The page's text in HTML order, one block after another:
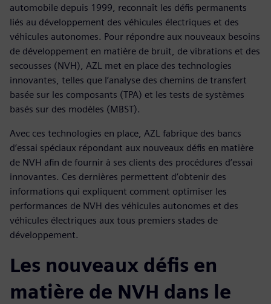
automobile depuis 1999, reconnaît les défis permanents
liés au développement des véhicules électriques et des
véhicules autonomes. Pour répondre aux nouveaux besoins
de développement en matière de bruit, de vibrations et des
secousses (NVH), AZL met en place des technologies
innovantes, telles que l’analyse des chemins de transfert
basée sur les composants (TPA) et les tests de systèmes
basés sur des modèles (MBST).
Avec ces technologies en place, AZL fabrique des bancs
d’essai spéciaux répondant aux nouveaux défis en matière
de NVH afin de fournir à ses clients des procédures d’essai
innovantes. Ces dernières permettent d’obtenir des
informations qui expliquent comment optimiser les
performances de NVH des véhicules autonomes et des
véhicules électriques aux tous premiers stades de
développement.
Les nouveaux défis en
matière de NVH dans le